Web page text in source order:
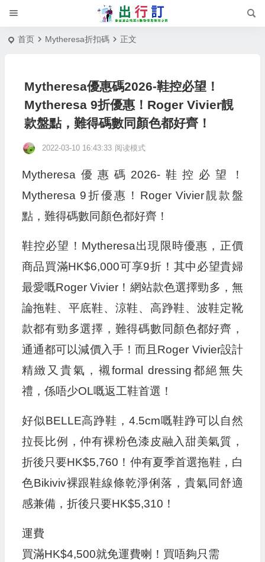
首页 Mytheresa折扣碼 正文
Mytheresa優惠碼2026-鞋控必望！
Mytheresa 9折優惠！Roger Vivier靚
款盤點，難得碼數同顏色都好齊！
2022-03-10 16:43:33 阅读模式
Mytheresa優惠碼2026-鞋控必望！
Mytheresa 9折優惠！Roger Vivier靚款盤
點，難得碼數同顏色都好齊！
鞋控必望！Mytheresa出現限時優惠，正價
商品買滿HK$6,000可享9折！其中必望貴婦
最愛嘅Roger Vivier！網站款色選擇勁多，無
論拖鞋、平底鞋、涼鞋、高踭鞋、波鞋定靴
款都有勁多選擇，難得碼數同顏色都好齊，
通通都可以減價入手！而且Roger Vivier設計
精緻又貴氣，襯formal dressing都絕無失
禮，係唔少OL嘅返工鞋首選！
好似BELLE高踭鞋，4.5cm嘅鞋踭可以自然
拉長比例，仲有裸粉色漆皮融入甜美氣質，
折後只要HK$5,760！仲有夏季首選拖鞋，白
色Bikiviv裸跟鞋線條乾淨俐落，貴氣同舒適
感兼備，折後只要HK$5,310！
運費
買滿HK$4,500就免運費喇！買唔夠只需